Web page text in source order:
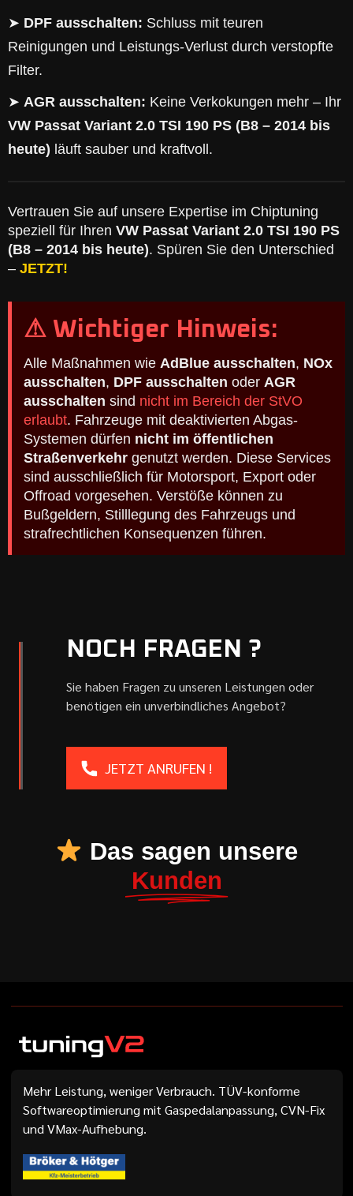
➤ DPF ausschalten: Schluss mit teuren
Reinigungen und Leistungs-Verlust durch verstopfte
Filter.
➤ AGR ausschalten: Keine Verkokungen mehr – Ihr
VW Passat Variant 2.0 TSI 190 PS (B8 – 2014 bis
heute) läuft sauber und kraftvoll.
Vertrauen Sie auf unsere Expertise im Chiptuning
speziell für Ihren VW Passat Variant 2.0 TSI 190 PS
(B8 – 2014 bis heute). Spüren Sie den Unterschied
– JETZT!
⚠ Wichtiger Hinweis:
Alle Maßnahmen wie AdBlue ausschalten, NOx
ausschalten, DPF ausschalten oder AGR
ausschalten sind nicht im Bereich der StVO
erlaubt. Fahrzeuge mit deaktivierten Abgas-
Systemen dürfen nicht im öffentlichen
Straßenverkehr genutzt werden. Diese Services
sind ausschließlich für Motorsport, Export oder
Offroad vorgesehen. Verstöße können zu
Bußgeldern, Stilllegung des Fahrzeugs und
strafrechtlichen Konsequenzen führen.
NOCH FRAGEN ?
Sie haben Fragen zu unseren Leistungen oder
benötigen ein unverbindliches Angebot?
JETZT ANRUFEN !
Das sagen unsere
Kunden
Mehr Leistung, weniger Verbrauch. TÜV-konforme
Softwareoptimierung mit Gaspedalanpassung, CVN-Fix
und VMax-Aufhebung.